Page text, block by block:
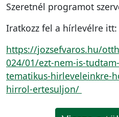
Szeretnél programot
Iratkozz fel a hírlevélre itt:
https://jozsefvaros.hu/
024/01/ezt-nem-is-
tematikus-hirleveleinkre-
hirrol-ertesuljon/